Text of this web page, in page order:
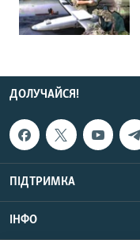
ДОЛУЧАЙСЯ!
ПІДТРИМКА
ІНФО